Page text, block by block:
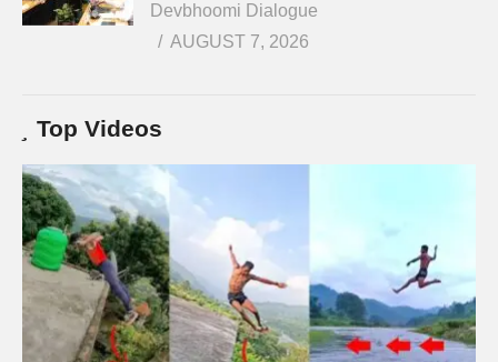
Devbhoomi Dialogue
AUGUST 7, 2026
Top Videos